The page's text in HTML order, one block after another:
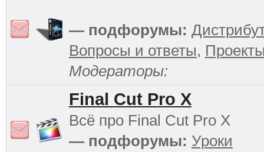
— подфорумы:
Вопросы и ответы,
Модераторы:
Final Cut Pro X
Всё про Final Cut Pro X
— подфорумы: Уроки